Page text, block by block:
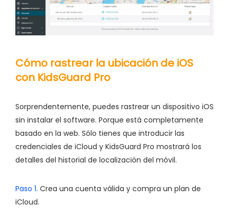
Cómo rastrear la ubicación de iOS
con KidsGuard Pro
Sorprendentemente, puedes rastrear un dispositivo iOS
sin instalar el software. Porque está completamente
basado en la web. Sólo tienes que introducir las
credenciales de iCloud y KidsGuard Pro mostrará los
detalles del historial de localización del móvil.
Paso 1. Crea una cuenta válida y compra un plan de
iCloud.